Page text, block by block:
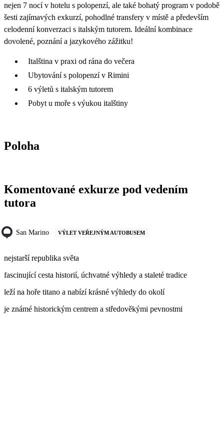
nejen 7 nocí v hotelu s polopenzí, ale také bohatý program v podobě
šesti zajímavých exkurzí, pohodlné transfery v místě a především
celodenní konverzaci s italským tutorem. Ideální kombinace
dovolené, poznání a jazykového zážitku!
Italština v praxi od rána do večera
Ubytování s polopenzí v Rimini
6 výletů s italským tutorem
Pobyt u moře s výukou italštiny
Poloha
Komentované exkurze pod vedením
tutora
San Marino VÝLET VEŘEJNÝM AUTOBUSEM
nejstarší republika světa
fascinující cesta historií, úchvatné výhledy a staleté tradice
leží na hoře titano a nabízí krásné výhledy do okolí
je známé historickým centrem a středověkými pevnostmi